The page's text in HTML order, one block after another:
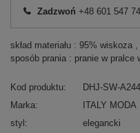
Zadzwoń +48 601 547
skład materiału : 95% wiskoza
sposób prania : pranie w pralce
Kod produktu
DHJ-SW-
Marka
ITALY MODA
styl
elegancki